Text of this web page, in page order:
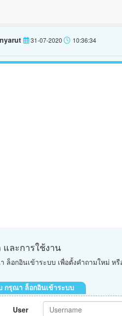
31-07-2020 10:36:34
ละการใช้งาน
ล็อกอินเข้าระบบ เพื่อตั้งคำถามใหม่
กรุณา ล็อกอินเข้าระบบ
User